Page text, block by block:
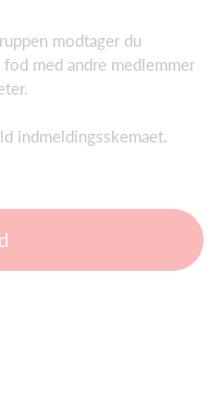
modtager du
med andre medlemmer
indmeldingsskemaet.